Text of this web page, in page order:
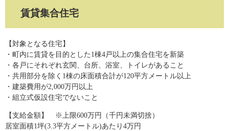
賃貸集合住宅
【対象となる住宅】
・町内に賃貸を目的とした1棟4戸以上の集合住宅を新築
・各戸にそれぞれ玄関、台所、浴室、トイレがあること
​・共用部分を除く1棟の床面積合計が120平方メートル以上
・建築費用が2,000万円以上
・組立式仮設住宅でないこと​
【支給金額】 ※上限600万円（千円未満切捨）
居室面積1坪(3.3平方メートル)あたり4万円